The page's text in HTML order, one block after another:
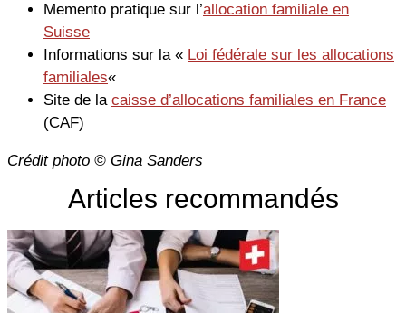
Memento pratique sur l’allocation familiale en
Suisse
Informations sur la « Loi fédérale sur les allocations
familiales«
Site de la caisse d’allocations familiales en France
(CAF)
Crédit photo © Gina Sanders
Articles recommandés